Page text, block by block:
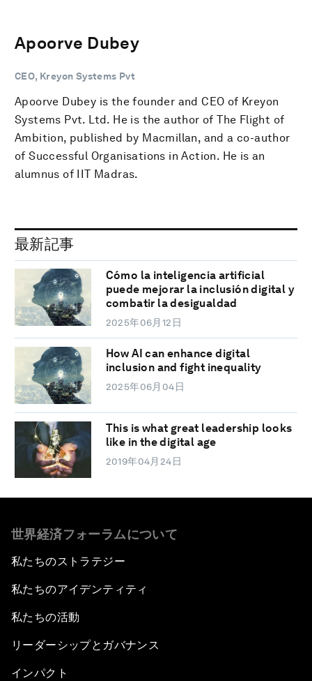
Apoorve Dubey
CEO, Kreyon Systems Pvt
Apoorve Dubey is the founder and CEO of Kreyon
Systems Pvt. Ltd. He is the author of The Flight of
Ambition, published by Macmillan, and a co-author
of Successful Organisations in Action. He is an
alumnus of IIT Madras.
最新記事
Cómo la inteligencia artificial
puede mejorar la inclusión digital y
combatir la desigualdad
2025年06月12日
How AI can enhance digital
inclusion and fight inequality
2025年06月04日
This is what great leadership looks
like in the digital age
2019年04月24日
世界経済フォーラムについて
私たちのストラテジー
私たちのアイデンティティ
私たちの活動
リーダーシップとガバナンス
インパクト